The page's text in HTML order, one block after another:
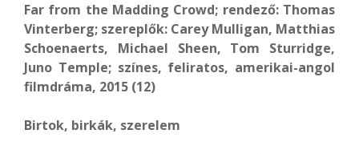
Far from the Madding Crowd; rendező: Thomas
Vinterberg; szereplők: Carey Mulligan, Matthias
Schoenaerts, Michael Sheen, Tom Sturridge,
Juno Temple; színes, feliratos, amerikai-angol
filmdráma, 2015 (12)
Birtok, birkák, szerelem